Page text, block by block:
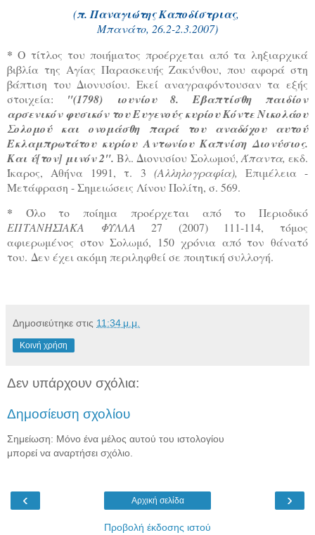
(π. Παναγιώτης Καποδίστριας,
Μπανάτο, 26.2-2.3.2007)
* Ο τίτλος του ποιήματος προέρχεται από τα ληξιαρχικά
βιβλία της Αγίας Παρασκευής Ζακύνθου, που αφορά στη
βάπτιση του Διονυσίου. Εκεί αναγραφόντουσαν τα εξής
στοιχεία: "(1798) ιουνίου 8. Εβαπτίσθη παιδίον
αρσενικόν φυσικόν του Ευγενούς κυρίου Κόντε Νικολάου
Σολομού και ονομάσθη παρά του αναδόχου αυτού
Εκλαμπρωτάτου κυρίου Αντωνίου Καπνίση Διονύσιος.
Και ύ[τον] μινόν 2". Βλ. Διονυσίου Σολωμού, Άπαντα, εκδ.
Ίκαρος, Αθήνα 1991, τ. 3 (Αλληλογραφία), Επιμέλεια -
Μετάφραση - Σημειώσεις Λίνου Πολίτη, σ. 569.
* Όλο το ποίημα προέρχεται από το Περιοδικό
ΕΠΤΑΝΗΣΙΑΚΑ ΦΥΛΛΑ 27 (2007) 111-114, τόμος
αφιερωμένος στον Σολωμό, 150 χρόνια από τον θάνατό
του. Δεν έχει ακόμη περιληφθεί σε ποιητική συλλογή.
Δημοσιεύτηκε στις 11:34 μ.μ.
Κοινή χρήση
Δεν υπάρχουν σχόλια:
Δημοσίευση σχολίου
Σημείωση: Μόνο ένα μέλος αυτού του ιστολογίου
μπορεί να αναρτήσει σχόλιο.
‹ ›
Αρχική σελίδα
Προβολή έκδοσης ιστού